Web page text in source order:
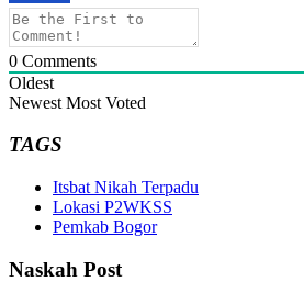
0 Comments
Oldest
Newest Most Voted
TAGS
Itsbat Nikah Terpadu
Lokasi P2WKSS
Pemkab Bogor
Naskah Post